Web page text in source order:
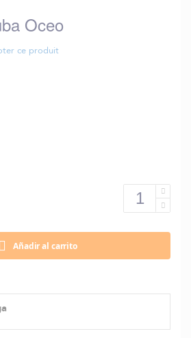
Oceo
ce produit
Añadir al carrito